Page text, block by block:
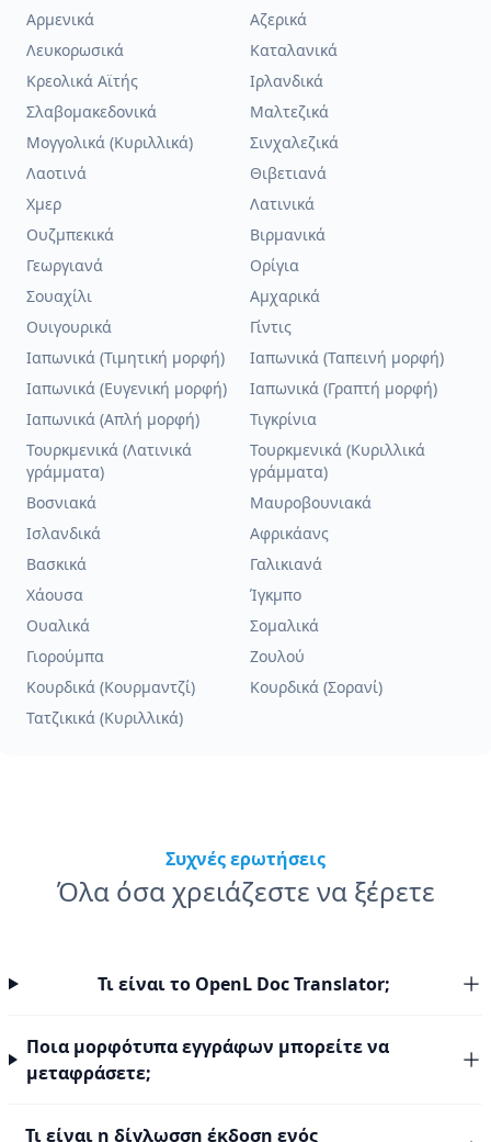
Αρμενικά
Αζερικά
Λευκορωσικά
Καταλανικά
Κρεολικά Αϊτής
Ιρλανδικά
Σλαβομακεδονικά
Μαλτεζικά
Μογγολικά (Κυριλλικά)
Σινχαλεζικά
Λαοτινά
Θιβετιανά
Χμερ
Λατινικά
Ουζμπεκικά
Βιρμανικά
Γεωργιανά
Ορίγια
Σουαχίλι
Αμχαρικά
Ουιγουρικά
Γίντις
Ιαπωνικά (Τιμητική μορφή)
Ιαπωνικά (Ταπεινή μορφή)
Ιαπωνικά (Ευγενική μορφή)
Ιαπωνικά (Γραπτή μορφή)
Ιαπωνικά (Απλή μορφή)
Τιγκρίνια
Τουρκμενικά (Λατινικά
γράμματα)
Τουρκμενικά (Κυριλλικά
γράμματα)
Βοσνιακά
Μαυροβουνιακά
Ισλανδικά
Αφρικάανς
Βασκικά
Γαλικιανά
Χάουσα
Ίγκμπο
Ουαλικά
Σομαλικά
Γιορούμπα
Ζουλού
Κουρδικά (Κουρμαντζί)
Κουρδικά (Σορανί)
Τατζικικά (Κυριλλικά)
Συχνές ερωτήσεις
Όλα όσα χρειάζεστε να ξέρετε
Τι είναι το OpenL Doc Translator;
Ποια μορφότυπα εγγράφων μπορείτε να
μεταφράσετε;
Τι είναι η δίγλωσση έκδοση ενός